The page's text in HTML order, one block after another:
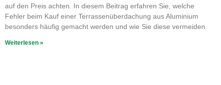
auf den Preis achten. In diesem Beitrag erfahren Sie, welche
Fehler beim Kauf einer Terrassenüberdachung aus Aluminium
besonders häufig gemacht werden und wie Sie diese vermeiden.
Weiterlesen »